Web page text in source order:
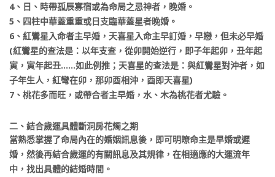
4、日、時帶孤辰寡宿或為命局之忌神者，晚婚。
5、四柱中華蓋重重或日支臨華蓋星者晚婚。
6、紅鸞星入命者主早婚，天喜星入命主早訂婚，早戀，但未必早婚
(紅鸞星的查法是：以年支查，從卯開始逆行，即子年起卯，丑年起
寅，寅年起丑……如此例推；天喜星的查法是：與紅鸞星對沖者，如
子年生人，紅彎在卯，那卯酉相沖，酉即天喜星)
7、桃花多而旺，或帶合者主早婚，水、木為桃花者尤驗。
二、結合歲運具體斷洞房花燭之期
當熟悉掌握了命局內在的婚姻訊息後，即可明瞭命主是早婚或遲
婚，然後再結合歲運的有關訊息及其規律，在相適應的大運流年
中，找出具體的結婚時間。